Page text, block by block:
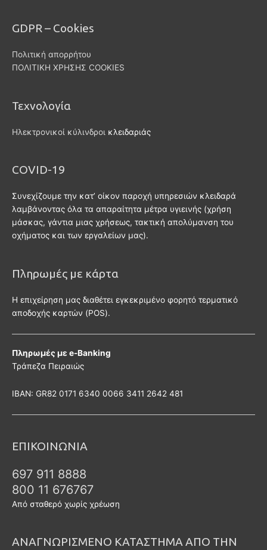
GDPR – Cookies
Πολιτική απορρήτου
ΠΟΛΙΤΙΚΗ ΧΡΗΣΗΣ COOKIES
Τεχνολογία
Ηλεκτρονικοί κύλινδροι κλειδαριάς
COVID-19
Συνεχίζουμε την κατ’ οίκον παροχή υπηρεσιών κλειδαρά
λαμβάνοντας όλα τα απαραίτητα μέτρα υγιεινής (χρήση
μάσκας, γάντια μιας χρήσεως, τακτική απολύμανση του
οχήματος και των εργαλείων μας).
Πληρωμές με κάρτα
Η επιχείρηση μας διαθέτει εγκεκριμένο φορητό τερματικό
αποδοχής καρτών (POS).
Πληρωμές με e-Banking
Τράπεζα Πειραιώς
ΙΒΑΝ: GR82 0171 6340 0066 3411 2642 481
ΕΠΙΚΟΙΝΩΝΙΑ
697 911 8888
800 11 676767
Από σταθερό χωρίς χρέωση
ΑΝΑΓΝΩΡΙΣΜΕΝΟ ΚΑΤΑΣΤΗΜΑ ΑΠΟ ΤΗΝ